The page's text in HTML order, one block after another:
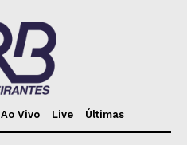
Ao Vivo Live Últimas